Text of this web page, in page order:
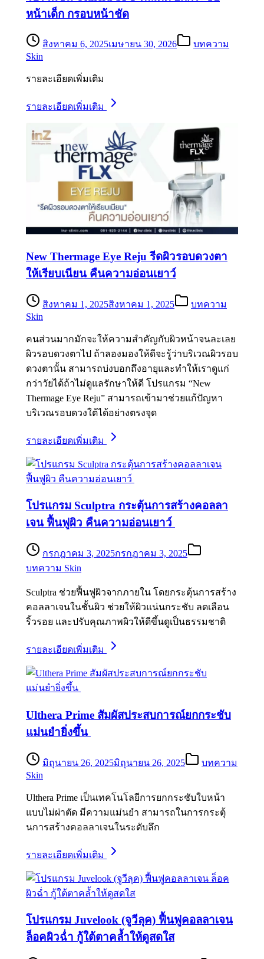
หน้าเด็ก กรอบหน้าชัด
สิงหาคม 6, 2025เมษายน 30, 2026
บทความ
Skin
รายละเอียดเพิ่มเติม
รายละเอียดเพิ่มเติม
New Thermage Eye Reju รีดผิวรอบดวงตา
ให้เรียบเนียน คืนความอ่อนเยาว์
สิงหาคม 1, 2025สิงหาคม 1, 2025
บทความ
Skin
คนส่วนมากมักจะให้ความสำคัญกับผิวหน้าจนละเลย
ผิวรอบดวงตาไป ถ้าลองมองให้ดีจะรู้ว่าบริเวณผิวรอบ
ดวงตานั้น สามารถบ่งบอกถึงอายุและทำให้เราดูแก่
กว่าวัยได้ถ้าไม่ดูแลรักษาให้ดี โปรแกรม “New
Thermage Eye Reju” สามารถเข้ามาช่วยแก้ปัญหา
บริเวณรอบดวงใต้ได้อย่างตรงจุด
รายละเอียดเพิ่มเติม
โปรแกรม Sculptra กระตุ้นการสร้างคอลลา
เจน ฟื้นฟูผิว คืนความอ่อนเยาว์
กรกฎาคม 3, 2025กรกฎาคม 3, 2025
บทความ Skin
Sculptra ช่วยฟื้นฟูผิวจากภายใน โดยกระตุ้นการสร้าง
คอลลาเจนในชั้นผิว ช่วยให้ผิวแน่นกระชับ ลดเลือน
ริ้วรอย และปรับคุณภาพผิวให้ดีขึ้นดูเป็นธรรมชาติ
รายละเอียดเพิ่มเติม
Ulthera Prime สัมผัสประสบการณ์ยกกระชับ
แม่นยำยิ่งขึ้น
มิถุนายน 26, 2025มิถุนายน 26, 2025
บทความ
Skin
Ulthera Prime เป็นเทคโนโลยีการยกกระชับใบหน้า
แบบไม่ผ่าตัด มีความแม่นยำ สามารถในการกระตุ้
นการสร้างคอลลาเจนในระดับลึก
รายละเอียดเพิ่มเติม
โปรแกรม Juvelook (จูวีลุค) ฟื้นฟูคอลลาเจน
ล็อคผิวฉ่ำ กู้ใต้ตาคล้ำให้ดูสดใส